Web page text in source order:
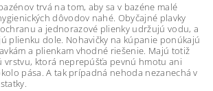
trvá na tom, aby sa v bazéne malé
dôvodov nahé. Obyčajné plavky
a jednorazové plienky udržujú vodu, a
plienku dole. Nohavičky na kúpanie ponúkajú
a plienkam vhodné riešenie. Majú totiž
ktorá neprepúšťa pevnú hmotu ani
pása. A tak prípadná nehoda nezanechá v